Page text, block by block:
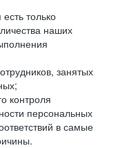
только
наших
занятых
контроля
персональных
в самые